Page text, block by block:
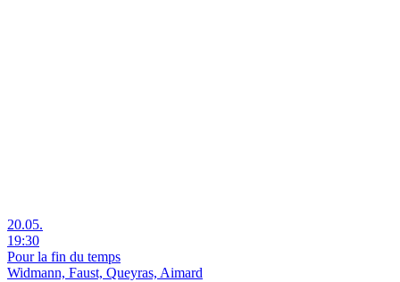
20.05.
19:30
Pour la fin du temps
Widmann, Faust, Queyras, Aimard